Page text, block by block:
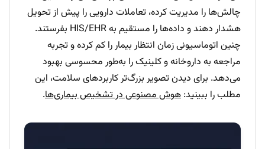
چالش‌ها را مدیریت کرده، تعاملات دارویی را پیش از تحویل
هشدار دهند و داده‌ها را مستقیم به HIS/EHR بفرستند.
چنین اتوماسیونی زمان انتظار بیمار را کم کرده و تجربه
مراجعه به داروخانه و کلینیک را به‌طور محسوسی بهبود
می‌دهد. برای دیدن تصویر بزرگ‌تر کاربردهای سلامت، این
مطلب را ببینید: هوش مصنوعی در تشخیص بیماری‌ها.